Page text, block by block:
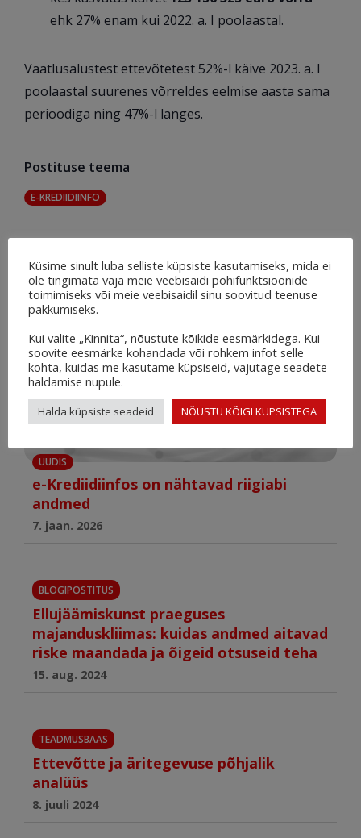
ehk 27% enam kui 2022. a. I poolaastal.
Vaatlusalustest ettevõtetest 52%-l käive 2023. a. I
poolaastal suurenes võrreldes eelmise aasta sama
perioodiga ning 47%-l langes.
Postituse teema
E-KREDIIDIINFO
UUDIS
e-Krediidiinfos on nähtavad riigiabi
andmed
7. jaan. 2026
BLOGIPOSTITUS
Ellujäämiskunst praeguses
majanduskliimas: kuidas andmed aitavad
riske maandada ja õigeid otsuseid teha
15. aug. 2024
TEADMUSBAAS
Ettevõtte ja äritegevuse põhjalik
analüüs
8. juuli 2024
Küsime sinult luba selliste küpsiste kasutamiseks, mida ei
ole tingimata vaja meie veebisaidi põhifunktsioonide
toimimiseks või meie veebisaidil sinu soovitud teenuse
pakkumiseks.
Kui valite „Kinnita“, nõustute kõikide eesmärkidega. Kui
soovite eesmärke kohandada või rohkem infot selle
kohta, kuidas me kasutame küpsiseid, vajutage seadete
haldamise nupule.
Halda küpsiste seadeid NÕUSTU KÕIGI KÜPSISTEGA